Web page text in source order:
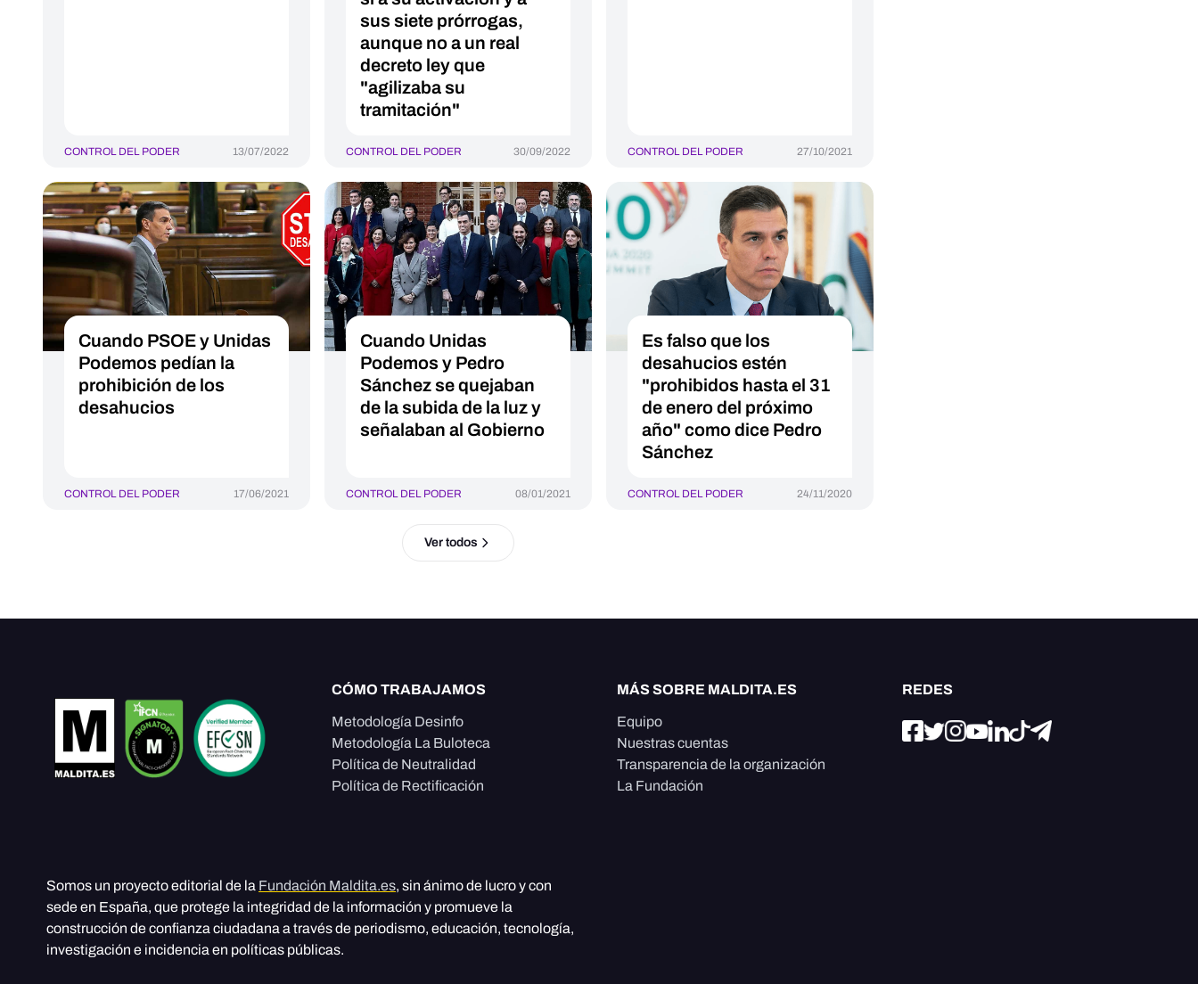
CONTROL DEL PODER 13/07/2022
sus siete prórrogas,
aunque no a un real
decreto ley que
"agilizaba su
tramitación"
CONTROL DEL PODER 30/09/2022 CONTROL DEL PODER 27/10/2021
Cuando PSOE y Unidas
Podemos pedían la
prohibición de los
desahucios
CONTROL DEL PODER 17/06/2021
Cuando Unidas
Podemos y Pedro
Sánchez se quejaban
de la subida de la luz y
señalaban al Gobierno
CONTROL DEL PODER 08/01/2021
Es falso que los
desahucios estén
"prohibidos hasta el 31
de enero del próximo
año" como dice Pedro
Sánchez
CONTROL DEL PODER 24/11/2020
Ver todos
CÓMO TRABAJAMOS
Metodología Desinfo
Metodología La Buloteca
Política de Neutralidad
Política de Rectificación
MÁS SOBRE MALDITA.ES
Equipo
Nuestras cuentas
Transparencia de la organización
La Fundación
REDES
Somos un proyecto editorial de la Fundación Maldita.es, sin ánimo de lucro y con
sede en España, que protege la integridad de la información y promueve la
construcción de confianza ciudadana a través de periodismo, educación, tecnología,
investigación e incidencia en políticas públicas.